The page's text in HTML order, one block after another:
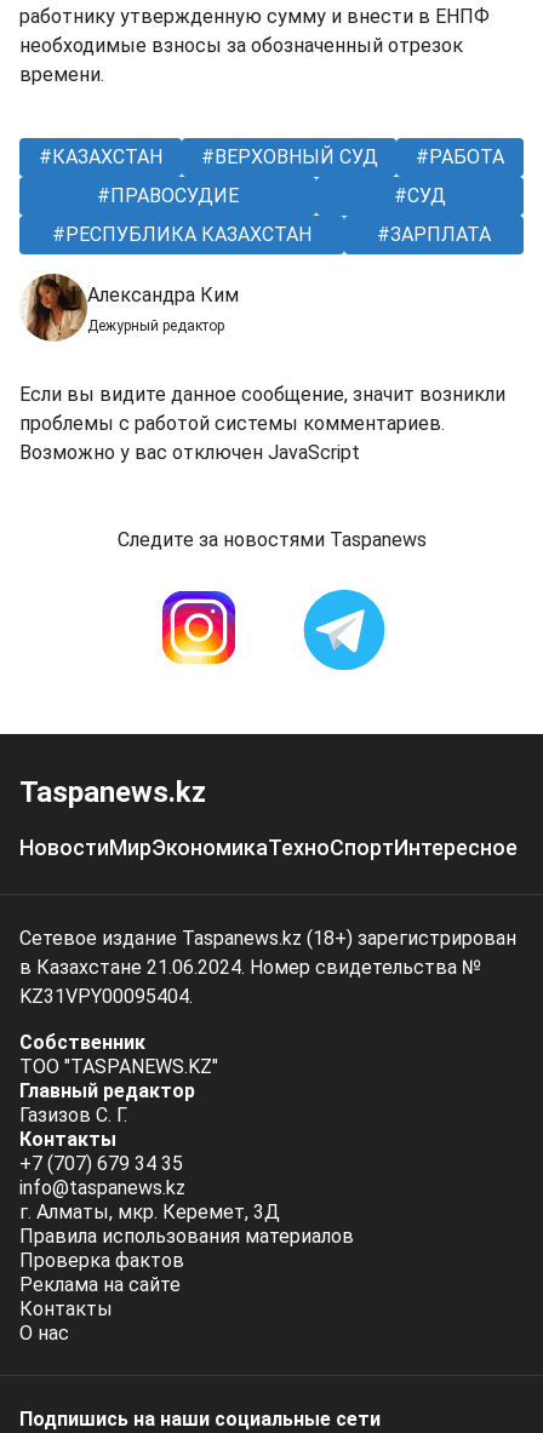
работнику утвержденную сумму и внести в ЕНПФ
необходимые взносы за обозначенный отрезок
времени.
КАЗАХСТАН ВЕРХОВНЫЙ СУД
РАБОТА
ПРАВОСУДИЕ
СУД
РЕСПУБЛИКА КАЗАХСТАН
ЗАРПЛАТА
Александра Ким
Дежурный редактор
Если вы видите данное сообщение, значит возникли
проблемы с работой системы комментариев.
Возможно у вас отключен JavaScript
Следите за новостями Taspanews
Taspanews.kz
НовостиМирЭкономикаТехноСпортИнтересное
Сетевое издание Taspanews.kz (18+) зарегистрирован
в Казахстане 21.06.2024. Номер свидетельства №
KZ31VPY00095404.
Собственник
ТОО "TASPANEWS.KZ"
Главный редактор
Газизов С. Г.
Контакты
+7 (707) 679 34 35
info@taspanews.kz
г. Алматы, мкр. Керемет, 3Д
Правила использования материалов
Проверка фактов
Реклама на сайте
Контакты
О нас
Подпишись на наши социальные cети